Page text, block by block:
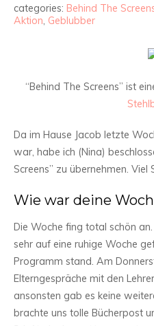
categories: Behind The
Aktion, Geblubber
“Behind The Screens” ist
Da im Hause Jacob letzte
war, habe ich (Nina)
Screens” zu übernehmen. Viel
Wie war deine
Die Woche fing total schön
sehr auf eine ruhige Woche
Programm stand. Am
Elterngespräche mit den
ansonsten gab es keine
brachte uns tolle Bücherpost